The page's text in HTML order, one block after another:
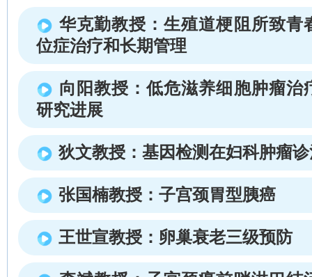
华克勤教授：生殖道梗阻所致青
位症治疗和长期管理
向阳教授：低危滋养细胞肿瘤治
研究进展
狄文教授：基因检测在妇科肿瘤
张国楠教授：子宫颈胃型胰癌
王世宣教授：卵巢衰老三级预防